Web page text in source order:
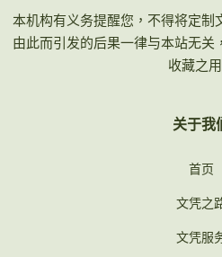
本机构有义务提醒您，不得将定制
由此而引发的后果一律与本站无关
收藏之用
关于我
首页
文凭之
文凭服